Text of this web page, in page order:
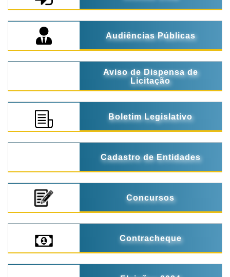
Audiências Públicas
Aviso de Dispensa de
Licitação
Boletim Legislativo
Cadastro de Entidades
Concursos
Contracheque